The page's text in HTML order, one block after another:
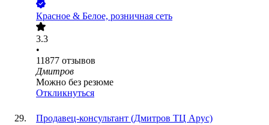
Красное & Белое, розничная сеть
3.3
•
11877 отзывов
Дмитров
Можно без резюме
Откликнуться
Продавец-консультант (Дмитров ТЦ Арус)